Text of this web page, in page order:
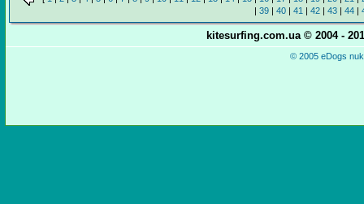
39 40 41 42 43 44
kitesurfing.com.ua © 2004 -
© 2005 eDogs